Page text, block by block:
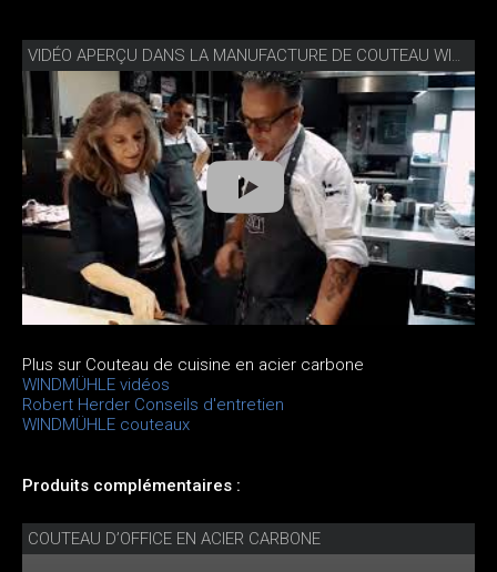
Plus sur Couteau de cuisine en acier carbone
WINDMÜHLE vidéos
Robert Herder Conseils d'entretien
WINDMÜHLE couteaux
Produits complémentaires :
COUTEAU D’OFFICE EN ACIER CARBONE